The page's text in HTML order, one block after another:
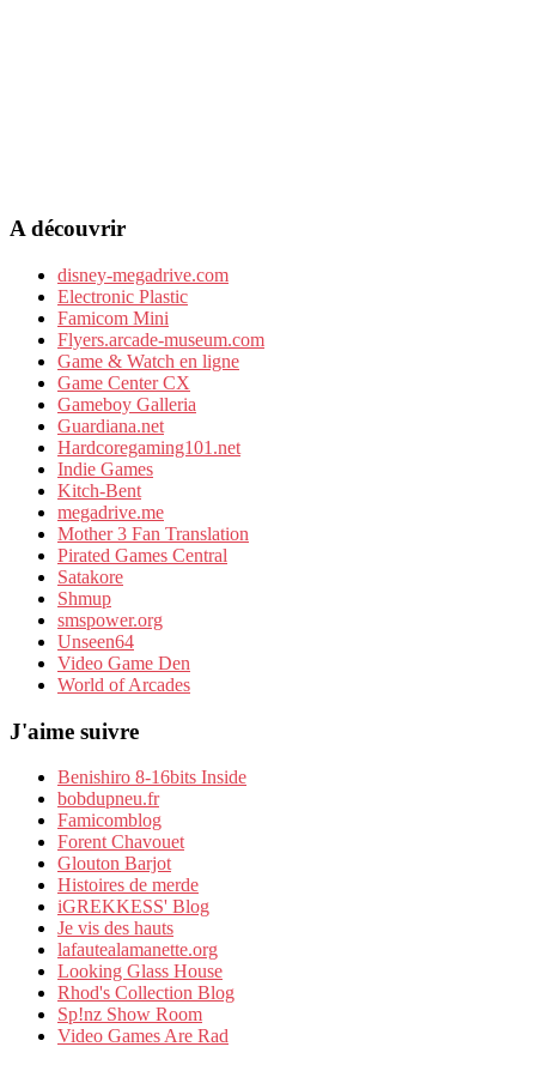
A découvrir
disney-megadrive.com
Electronic Plastic
Famicom Mini
Flyers.arcade-museum.com
Game & Watch en ligne
Game Center CX
Gameboy Galleria
Guardiana.net
Hardcoregaming101.net
Indie Games
Kitch-Bent
megadrive.me
Mother 3 Fan Translation
Pirated Games Central
Satakore
Shmup
smspower.org
Unseen64
Video Game Den
World of Arcades
J'aime suivre
Benishiro 8-16bits Inside
bobdupneu.fr
Famicomblog
Forent Chavouet
Glouton Barjot
Histoires de merde
iGREKKESS' Blog
Je vis des hauts
lafautealamanette.org
Looking Glass House
Rhod's Collection Blog
Sp!nz Show Room
Video Games Are Rad